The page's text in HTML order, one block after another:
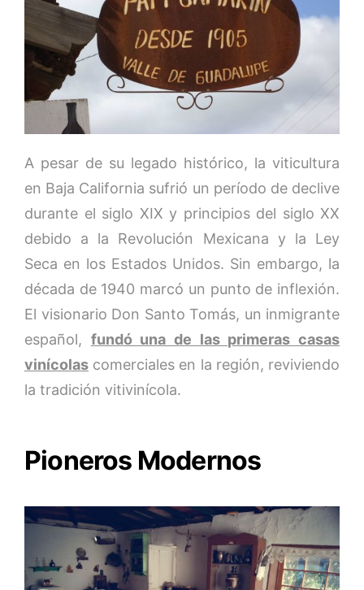
A pesar de su legado histórico, la viticultura
en Baja California sufrió un período de declive
durante el siglo XIX y principios del siglo XX
debido a la Revolución Mexicana y la Ley
Seca en los Estados Unidos. Sin embargo, la
década de 1940 marcó un punto de inflexión.
El visionario Don Santo Tomás, un inmigrante
español, fundó una de las primeras casas
vinícolas comerciales en la región, reviviendo
la tradición vitivinícola.
Pioneros Modernos